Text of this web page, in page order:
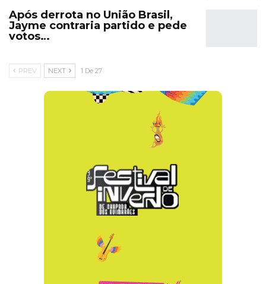
Após derrota no União Brasil,
Jayme contraria partido e pede
votos…
PREV NEXT 1 De 27